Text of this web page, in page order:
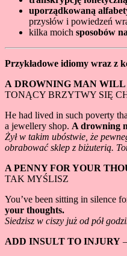
uporządkowaną
przysłów i powiedzeń
kilka moich sposobów
Przykładowe idiomy wraz z
A DROWNING MAN
TONĄCY BRZYTWY SIĘ
He had lived in such poverty
a jewellery shop. A drowning
Żył w takim ubóstwie, że
obrabować sklep z biżuterią.
A PENNY FOR YOUR
TAK MYŚLISZ
You’ve been sitting in silence
your thoughts.
Siedzisz w ciszy już od pół
ADD INSULT TO INJURY